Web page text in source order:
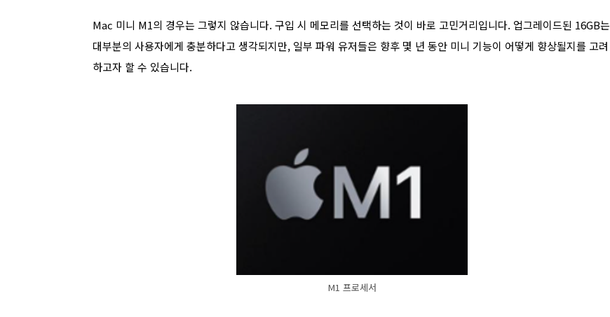
Mac 미니 M1의 경우는 그렇지 않습니다. 구입 시 메모리를 선택하는 것이 바로 고민거리입니다. 업그레이드된 16GB는
대부분의 사용자에게 충분하다고 생각되지만, 일부 파워 유저들은 향후 몇 년 동안 미니 기능이 어떻게 향상될지를 고려
하고자 할 수 있습니다.
M1 프로세서